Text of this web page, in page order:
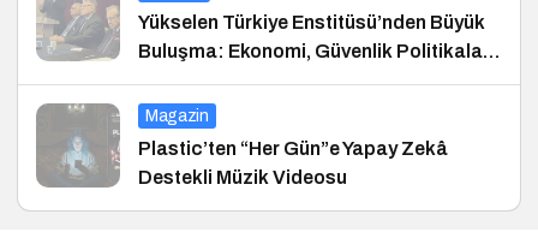
Yükselen Türkiye Enstitüsü’nden Büyük
Buluşma: Ekonomi, Güvenlik Politikaları
ve Hukuk Konferansı
Magazin
Plastic’ten “Her Gün”e Yapay Zekâ
Destekli Müzik Videosu